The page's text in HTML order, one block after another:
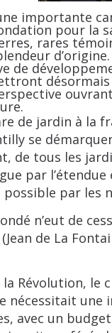
importante
pour la
rares
de
jardin à la
se
de tous les
par
possible par
n’eut de
de La
le
nécessitait une
avec un